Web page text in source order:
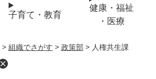
子育て・教育
健康・福祉
・医療
> 組織でさがす > 政策部 > 人権共生課